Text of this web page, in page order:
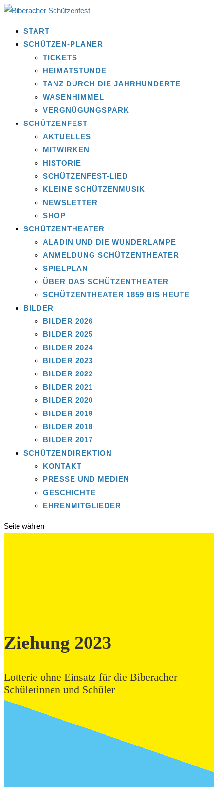
START
SCHÜTZEN-PLANER
TICKETS
HEIMATSTUNDE
TANZ DURCH DIE JAHRHUNDERTE
WASENHIMMEL
VERGNÜGUNGSPARK
SCHÜTZENFEST
AKTUELLES
MITWIRKEN
HISTORIE
SCHÜTZENFEST-LIED
KLEINE SCHÜTZENMUSIK
NEWSLETTER
SHOP
SCHÜTZENTHEATER
ALADIN UND DIE WUNDERLAMPE
ANMELDUNG SCHÜTZENTHEATER
SPIELPLAN
ÜBER DAS SCHÜTZENTHEATER
SCHÜTZENTHEATER 1859 BIS HEUTE
BILDER
BILDER 2026
BILDER 2025
BILDER 2024
BILDER 2023
BILDER 2022
BILDER 2021
BILDER 2020
BILDER 2019
BILDER 2018
BILDER 2017
SCHÜTZENDIREKTION
KONTAKT
PRESSE UND MEDIEN
GESCHICHTE
EHRENMITGLIEDER
Seite wählen
Ziehung 2023
Lotterie ohne Einsatz für die Biberacher
Schülerinnen und Schüler